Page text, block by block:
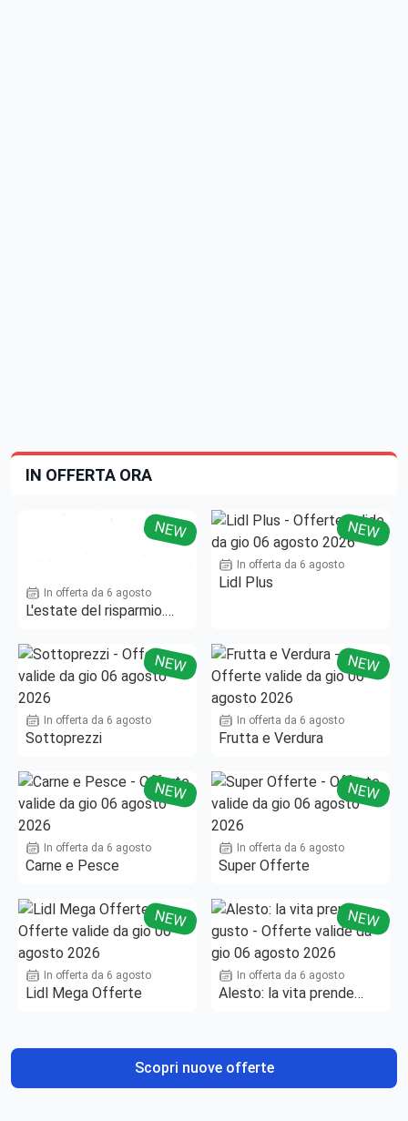
IN OFFERTA ORA
NEW
In offerta da 6 agosto
L'estate del risparmio.
NEW
In offerta da 6 agosto
Lidl Plus
NEW
In offerta da 6 agosto
Sottoprezzi
NEW
In offerta da 6 agosto
Frutta e Verdura
NEW
In offerta da 6 agosto
Carne e Pesce
NEW
In offerta da 6 agosto
Super Offerte
NEW
In offerta da 6 agosto
Lidl Mega Offerte
NEW
In offerta da 6 agosto
Alesto: la vita prende
Scopri nuove offerte